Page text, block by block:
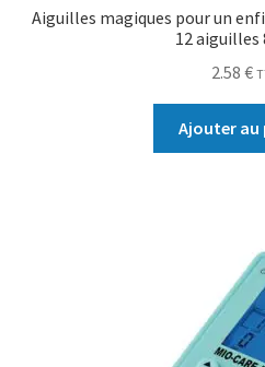
Aiguilles magiques pour un
12 aiguilles
2.58 €
Ajouter au